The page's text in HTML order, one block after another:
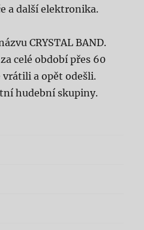
a další elektronika.
CRYSTAL BAND.
celé období přes 60
a opět odešli.
hudební skupiny.